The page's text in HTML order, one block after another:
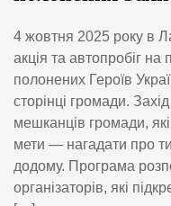
4 жовтня 2025 року в
акція та автопробіг на
полонених Героїв
сторінці громади.
мешканців громади,
мети — нагадати про
додому. Програма
організаторів, які